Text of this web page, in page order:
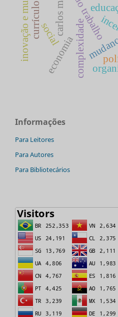
complexidade
economia
social
inovação e mudança
Informações
Para Leitores
Para Autores
Para Bibliotecários